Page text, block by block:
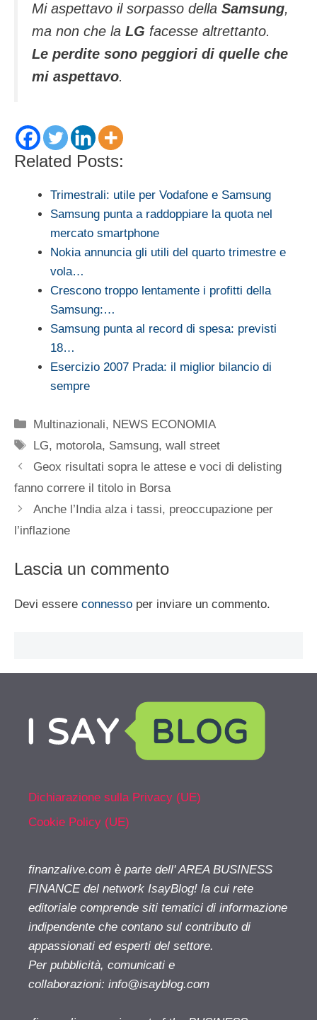
Mi aspettavo il sorpasso della Samsung,
ma non che la LG facesse altrettanto.
Le perdite sono peggiori di quelle che
mi aspettavo.
Related Posts:
Trimestrali: utile per Vodafone e Samsung
Samsung punta a raddoppiare la quota nel
mercato smartphone
Nokia annuncia gli utili del quarto trimestre e
vola…
Crescono troppo lentamente i profitti della
Samsung:…
Samsung punta al record di spesa: previsti
18…
Esercizio 2007 Prada: il miglior bilancio di
sempre
Categorie
Multinazionali, NEWS ECONOMIA
Tag
LG, motorola, Samsung,wall street
Geox risultati sopra le attese e voci di delisting
fanno correre il titolo in Borsa
Anche l’India alza i tassi, preoccupazione per
l’inflazione
Lascia un commento
Devi essere connesso per inviare un commento.
Dichiarazione sulla Privacy (UE)
Cookie Policy (UE)
finanzalive.com è parte dell' AREA BUSINESS
FINANCE del network IsayBlog! la cui rete
editoriale comprende siti tematici di informazione
indipendente che contano sul contributo di
appassionati ed esperti del settore.
Per pubblicità, comunicati e
collaborazioni: info@isayblog.com